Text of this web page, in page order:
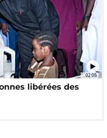
02:08
libérées des